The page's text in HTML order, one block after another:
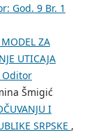
God. 9 Br. 1
ZA
UTICAJA
Oditor
Šmigić
I
SRPSKE ,